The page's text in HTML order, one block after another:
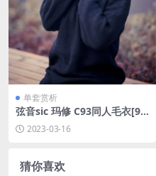
单套赏析
弦音sic 玛修 C93同人毛衣[9P
-35MB]
2023-03-16
猜你喜欢